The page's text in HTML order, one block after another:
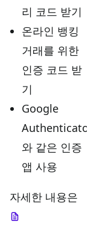
리 코드 받기
온라인 뱅킹
거래를 위한
인증 코드 받
기
Google
Authenticator
와 같은 인증
앱 사용
자세한 내용은